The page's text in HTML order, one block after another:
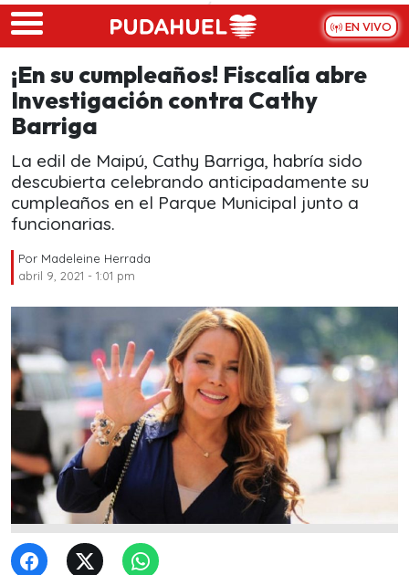
Skip to main content
EN VIVO
¡En su cumpleaños! Fiscalía abre
Investigación contra Cathy
Barriga
La edil de Maipú, Cathy Barriga, habría sido
descubierta celebrando anticipadamente su
cumpleaños en el Parque Municipal junto a
funcionarias.
Por Madeleine Herrada
abril 9, 2021 - 1:01 pm